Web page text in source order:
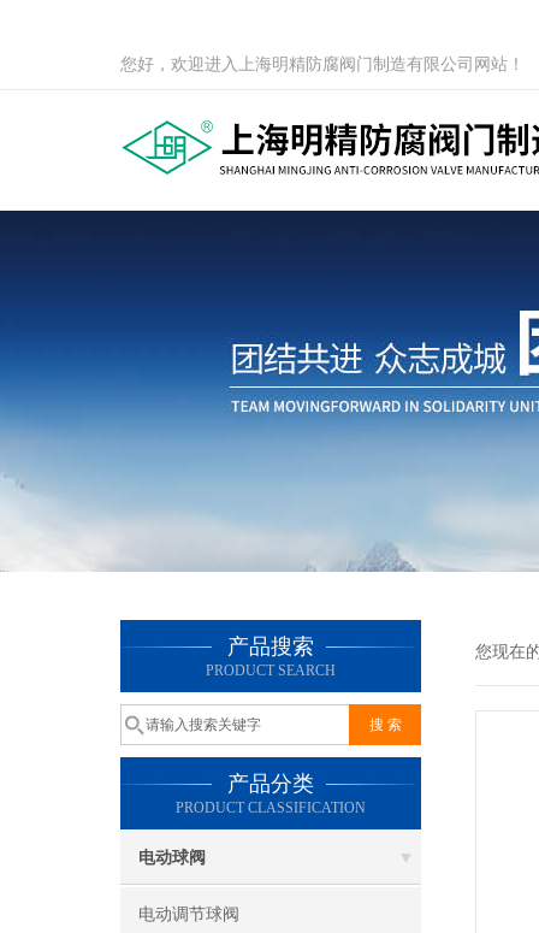
您好，欢迎进入上海明精防腐阀门制造有限公司网站！
产品搜索
PRODUCT SEARCH
产品分类
PRODUCT CLASSIFICATION
电动球阀
电动调节球阀
您现在